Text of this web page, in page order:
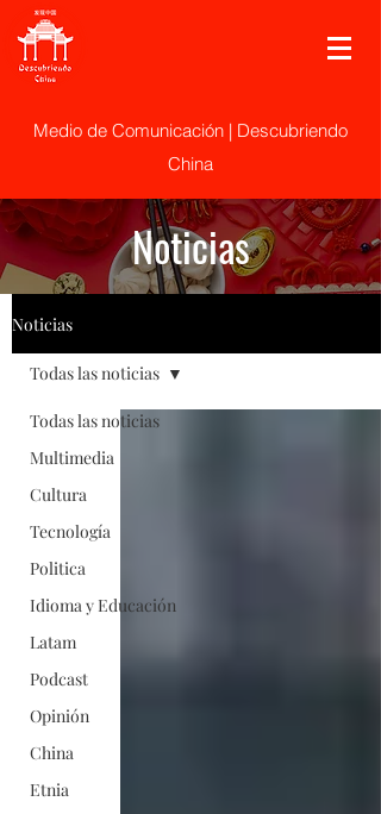
Medio de Comunicación | Descubriendo
China
Noticias
Noticias
Todas las noticias
Multimedia
Cultura
Tecnología
Politica
Idioma y Educación
Latam
Podcast
Opinión
China
Etnia
Todas las noticias